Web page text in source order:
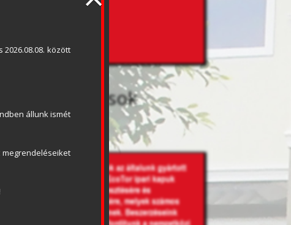
Szolgáltatások
között
állunk ismét